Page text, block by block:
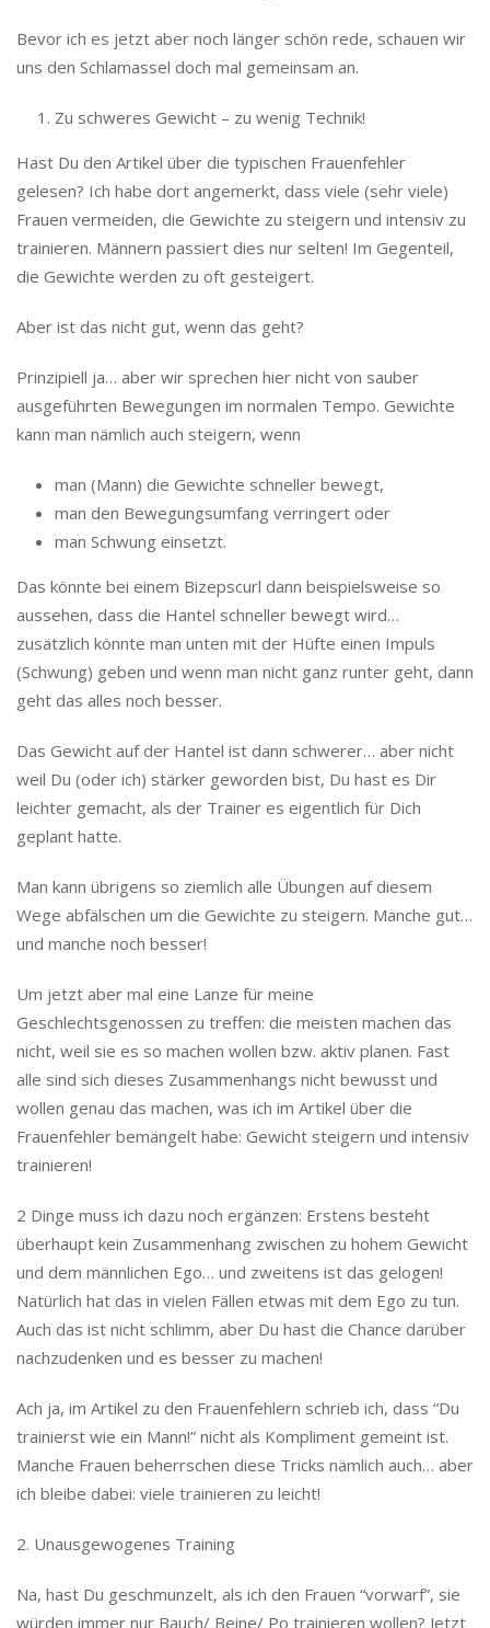
Bevor ich es jetzt aber noch länger schön rede, schauen wir
uns den Schlamassel doch mal gemeinsam an.
Zu schweres Gewicht – zu wenig Technik!
Hast Du den Artikel über die typischen Frauenfehler
gelesen? Ich habe dort angemerkt, dass viele (sehr viele)
Frauen vermeiden, die Gewichte zu steigern und intensiv zu
trainieren. Männern passiert dies nur selten! Im Gegenteil,
die Gewichte werden zu oft gesteigert.
Aber ist das nicht gut, wenn das geht?
Prinzipiell ja… aber wir sprechen hier nicht von sauber
ausgeführten Bewegungen im normalen Tempo. Gewichte
kann man nämlich auch steigern, wenn
man (Mann) die Gewichte schneller bewegt,
man den Bewegungsumfang verringert oder
man Schwung einsetzt.
Das könnte bei einem Bizepscurl dann beispielsweise so
aussehen, dass die Hantel schneller bewegt wird…
zusätzlich könnte man unten mit der Hüfte einen Impuls
(Schwung) geben und wenn man nicht ganz runter geht, dann
geht das alles noch besser.
Das Gewicht auf der Hantel ist dann schwerer… aber nicht
weil Du (oder ich) stärker geworden bist, Du hast es Dir
leichter gemacht, als der Trainer es eigentlich für Dich
geplant hatte.
Man kann übrigens so ziemlich alle Übungen auf diesem
Wege abfälschen um die Gewichte zu steigern. Manche gut…
und manche noch besser!
Um jetzt aber mal eine Lanze für meine
Geschlechtsgenossen zu treffen: die meisten machen das
nicht, weil sie es so machen wollen bzw. aktiv planen. Fast
alle sind sich dieses Zusammenhangs nicht bewusst und
wollen genau das machen, was ich im Artikel über die
Frauenfehler bemängelt habe: Gewicht steigern und intensiv
trainieren!
2 Dinge muss ich dazu noch ergänzen: Erstens besteht
überhaupt kein Zusammenhang zwischen zu hohem Gewicht
und dem männlichen Ego… und zweitens ist das gelogen!
Natürlich hat das in vielen Fällen etwas mit dem Ego zu tun.
Auch das ist nicht schlimm, aber Du hast die Chance darüber
nachzudenken und es besser zu machen!
Ach ja, im Artikel zu den Frauenfehlern schrieb ich, dass “Du
trainierst wie ein Mann!” nicht als Kompliment gemeint ist.
Manche Frauen beherrschen diese Tricks nämlich auch… aber
ich bleibe dabei: viele trainieren zu leicht!
2. Unausgewogenes Training
Na, hast Du geschmunzelt, als ich den Frauen “vorwarf”, sie
würden immer nur Bauch/ Beine/ Po trainieren wollen? Jetzt